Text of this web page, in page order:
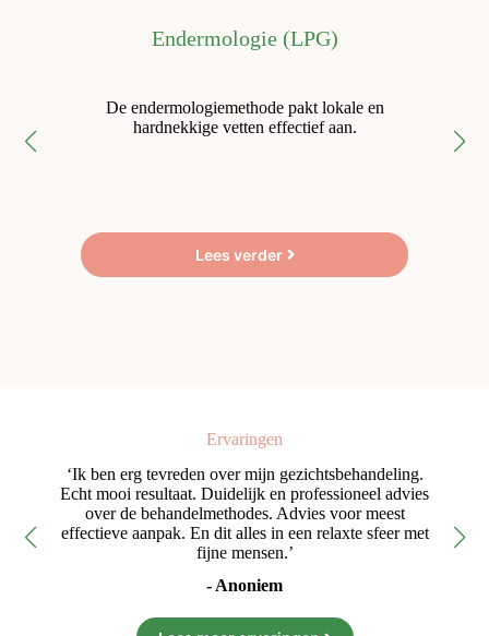
Endermologie (LPG)
De endermologiemethode pakt lokale en
hardnekkige vetten effectief aan.
Lees verder
Ervaringen
‘Ik ben erg tevreden over mijn gezichtsbehandeling.
Echt mooi resultaat. Duidelijk en professioneel advies
over de behandelmethodes. Advies voor meest
effectieve aanpak. En dit alles in een relaxte sfeer met
fijne mensen.’
- Anoniem